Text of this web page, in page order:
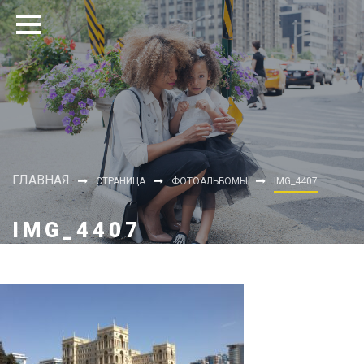
ГЛАВНАЯ СТРАНИЦА ФОТОАЛЬБОМЫ IMG_4407
IMG_4407